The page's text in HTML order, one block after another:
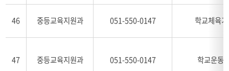
46 중등교육지원과 051-550-0147 학교체육
47 중등교육지원과 051-550-0147 학교운동